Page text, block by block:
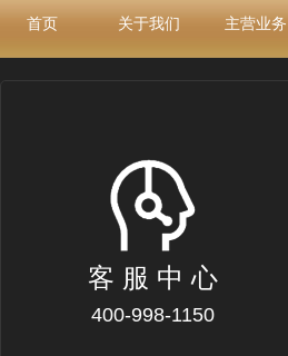
首页 关于我们 主营业务
客 服 中 心
400-998-1150